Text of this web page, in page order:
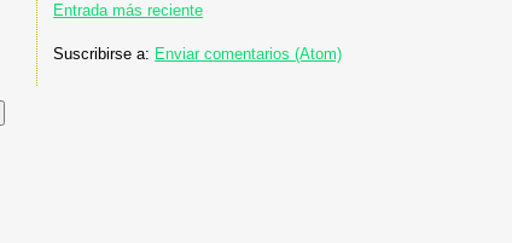
Entrada más reciente
Suscribirse a: Enviar comentarios (Atom)